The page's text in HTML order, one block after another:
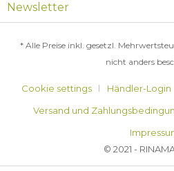
Newsletter
* Alle Preise inkl. gesetzl.
nicht anders
Cookie settings Händler-Login
Versand und
© 2021 -